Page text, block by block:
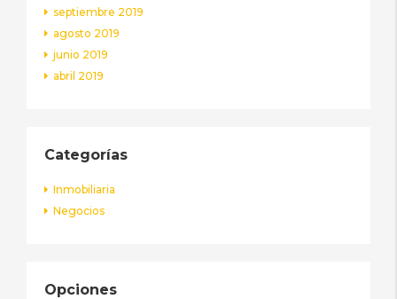
septiembre 2019
agosto 2019
junio 2019
abril 2019
Categorías
Inmobiliaria
Negocios
Opciones